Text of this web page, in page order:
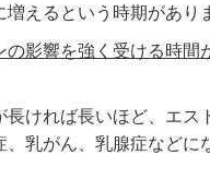
えるという時期があり
影響を強く受ける時間
ければ長いほど、エス
乳がん、乳腺症などに